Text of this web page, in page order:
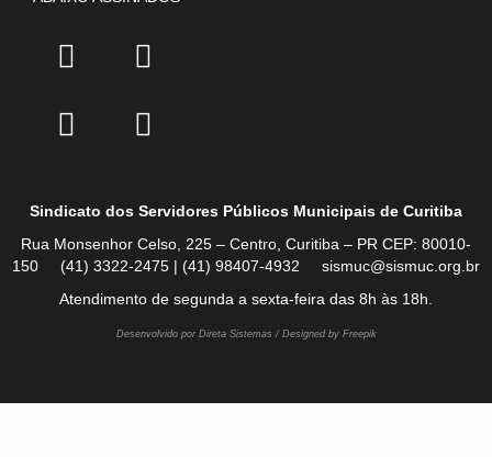
Sindicato dos Servidores Públicos Municipais de Curitiba
Rua Monsenhor Celso, 225 – Centro, Curitiba – PR CEP: 80010-
150 (41) 3322-2475 | (41) 98407-4932 sismuc@sismuc.org.br
Atendimento de segunda a sexta-feira das 8h às 18h.
Desenvolvido por Direta Sistemas / Designed by Freepik